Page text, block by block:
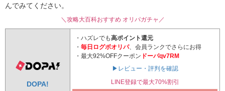
んでみてください。
＼攻略大百科おすすめ オリパガチャ／
DOPA!
・ハズレでも高ポイント還元
・ 毎日ログボオリパ、会員ランクでさらにお得
・最大92%OFFクーポン ドーパqv7RM
▶レビュー・評判を確認
LINE登録で最大70%割引